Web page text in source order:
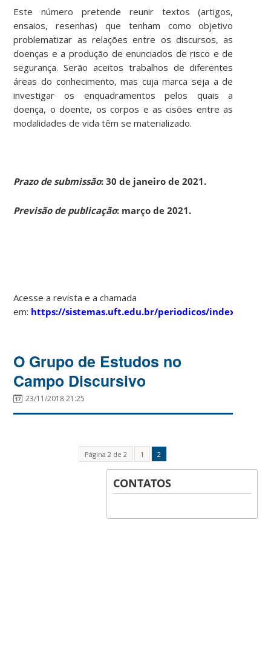
Este número pretende reunir textos (artigos,
ensaios, resenhas) que tenham como objetivo
problematizar as relações entre os discursos, as
doenças e a produção de enunciados de risco e de
segurança. Serão aceitos trabalhos de diferentes
áreas do conhecimento, mas cuja marca seja a de
investigar os enquadramentos pelos quais a
doença, o doente, os corpos e as cisões entre as
modalidades de vida têm se materializado.
Prazo de submissão: 30 de janeiro de 2021.
Previsão de publicação: março de 2021.
Acesse a revista e a chamada
em: https://sistemas.uft.edu.br/periodicos/index.php/
O Grupo de Estudos no
Campo Discursivo
23/11/2018 21:25
Página 2 de 2 1 2
CONTATOS